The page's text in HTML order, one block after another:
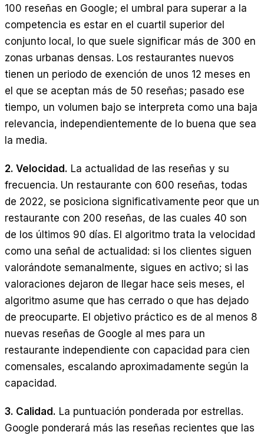
100 reseñas en Google; el umbral para superar a la
competencia es estar en el cuartil superior del
conjunto local, lo que suele significar más de 300 en
zonas urbanas densas. Los restaurantes nuevos
tienen un periodo de exención de unos 12 meses en
el que se aceptan más de 50 reseñas; pasado ese
tiempo, un volumen bajo se interpreta como una baja
relevancia, independientemente de lo buena que sea
la media.
2. Velocidad. La actualidad de las reseñas y su
frecuencia. Un restaurante con 600 reseñas, todas
de 2022, se posiciona significativamente peor que un
restaurante con 200 reseñas, de las cuales 40 son
de los últimos 90 días. El algoritmo trata la velocidad
como una señal de actualidad: si los clientes siguen
valorándote semanalmente, sigues en activo; si las
valoraciones dejaron de llegar hace seis meses, el
algoritmo asume que has cerrado o que has dejado
de preocuparte. El objetivo práctico es de al menos 8
nuevas reseñas de Google al mes para un
restaurante independiente con capacidad para cien
comensales, escalando aproximadamente según la
capacidad.
3. Calidad. La puntuación ponderada por estrellas.
Google ponderará más las reseñas recientes que las